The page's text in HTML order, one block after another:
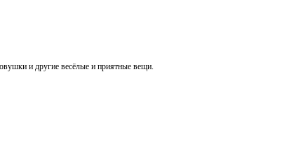
и другие весёлые и приятные вещи.